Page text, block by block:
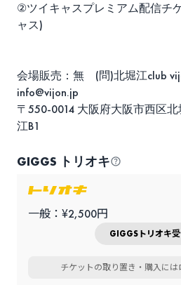
②ツイキャスプレミアム配信チ
ャス)
会場販売：無 (問)北堀江club
info@vijon.jp
〒550-0014 大阪府大阪市西区
江B1
GIGGS トリオキ
一般：¥2,500円
GIGGSトリオキ
チケットの取り置き・購入に